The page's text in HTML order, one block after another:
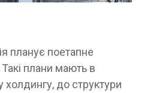
планує поетапне
Такі плани мають в
холдингу, до структури